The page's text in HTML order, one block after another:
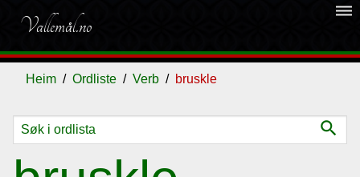
Vallemål.no
dehaze
Heim Ordliste Verb bruskle
search
Ordliste